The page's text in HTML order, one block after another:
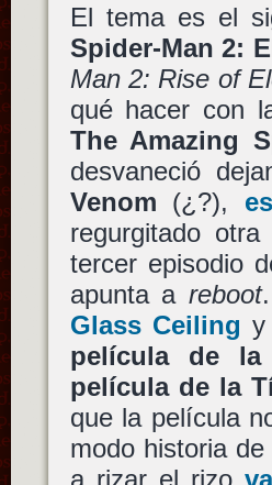
El tema es el
Spider-Man 2:
Man 2: Rise of
qué hacer con
The Amazing
desvaneció
Venom (¿?),
regurgitado
tercer episodio
apunta a reboot
Glass Ceiling y
película de la
película de la
que la película
modo historia
a rizar el rizo